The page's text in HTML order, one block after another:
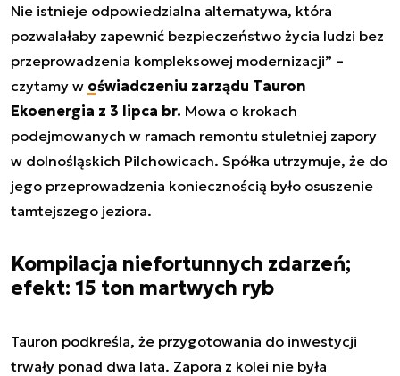
Nie istnieje odpowiedzialna alternatywa, która
pozwalałaby zapewnić bezpieczeństwo życia ludzi bez
przeprowadzenia kompleksowej modernizacji” –
czytamy w oświadczeniu zarządu Tauron
Ekoenergia z 3 lipca br. Mowa o krokach
podejmowanych w ramach remontu stuletniej zapory
w dolnośląskich Pilchowicach. Spółka utrzymuje, że do
jego przeprowadzenia koniecznością było osuszenie
tamtejszego jeziora.
Kompilacja niefortunnych zdarzeń;
efekt: 15 ton martwych ryb
Tauron podkreśla, że przygotowania do inwestycji
trwały ponad dwa lata. Zapora z kolei nie była